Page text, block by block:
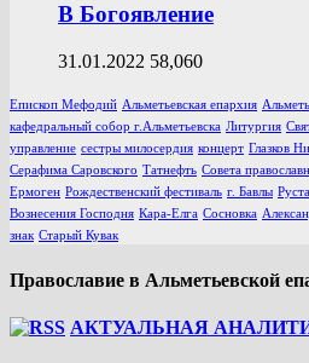
В Богоявление
31.01.2022 58,060
Епископ Мефодий Альметьевская епархия
кафедральный собор г.Альметьевска Литургия
управление сестры милосердия концерт Глазков
Серафима Саровского Татнефть Совета
Ермоген Рождественский фестиваль г. Бавлы
Вознесения Господня Кара-Елга Сосновка
знак Старый Кувак
Православие в Альметьевской
АКТУАЛЬНАЯ